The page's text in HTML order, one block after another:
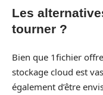
Les
tourner ?
Bien que 1fichier
stockage cloud est
également d’être